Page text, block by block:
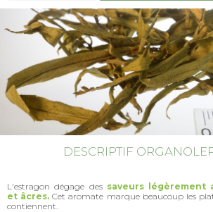
DESCRIPTIF
L'estragon dégage des saveurs légèrement
et âcres. Cet aromate marque beaucoup les
contiennent.